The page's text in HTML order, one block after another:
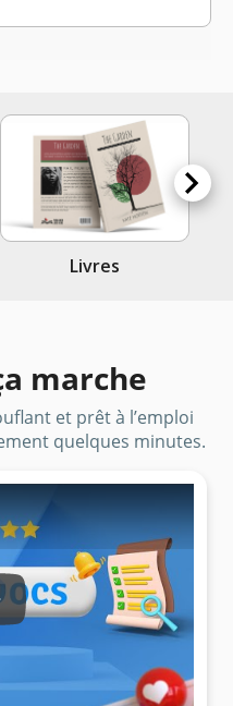
Livres
marche
et prêt à l’emploi
quelques minutes.
Keynote (Google I/O '18)